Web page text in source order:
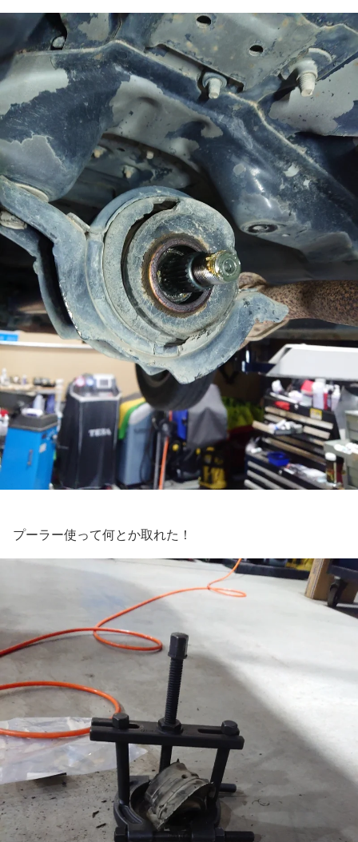
プーラー使って何とか取れた！